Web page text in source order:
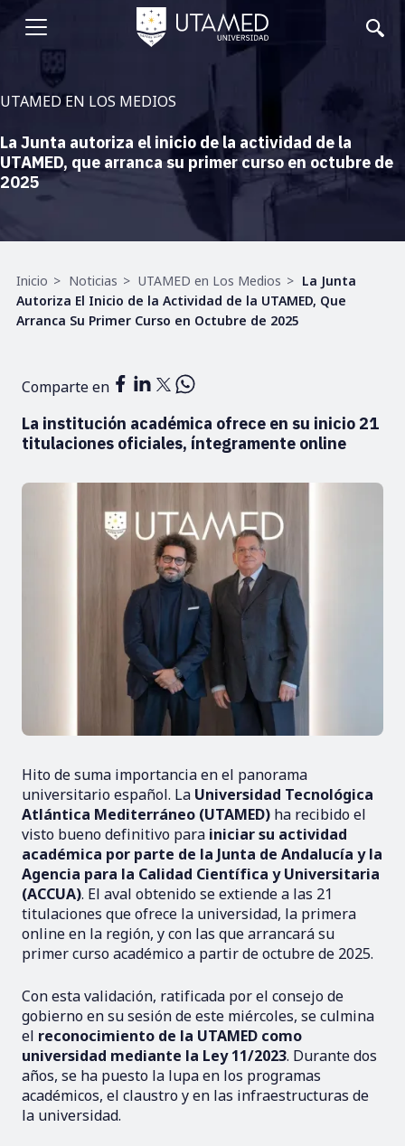
Pasar
contenido
principal
Abrir
menu
UTAMED EN LOS MEDIOS
La Junta autoriza el inicio de la actividad de la
UTAMED, que arranca su primer curso en octubre de
2025
Ruta
de
navegación
Inicio Noticias UTAMED en Los Medios
La Junta
Autoriza El Inicio de la Actividad de la UTAMED, Que
Arranca Su Primer Curso en Octubre de 2025
Comparte en
La institución académica ofrece en su inicio 21
titulaciones oficiales, íntegramente online
Hito de suma importancia en el panorama
universitario español. La Universidad Tecnológica
Atlántica Mediterráneo (UTAMED) ha recibido el
visto bueno definitivo para iniciar su actividad
académica por parte de la Junta de Andalucía y la
Agencia para la Calidad Científica y Universitaria
(ACCUA). El aval obtenido se extiende a las 21
titulaciones que ofrece la universidad, la primera
online en la región, y con las que arrancará su
primer curso académico a partir de octubre de 2025.
Con esta validación, ratificada por el consejo de
gobierno en su sesión de este miércoles, se culmina
el reconocimiento de la UTAMED como
universidad mediante la Ley 11/2023. Durante dos
años, se ha puesto la lupa en los programas
académicos, el claustro y en las infraestructuras de
la universidad.